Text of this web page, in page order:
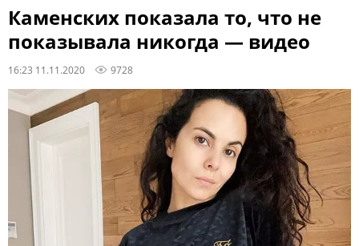
Каменских показала то, что не
показывала никогда — видео
16:23 11.11.2020 9728